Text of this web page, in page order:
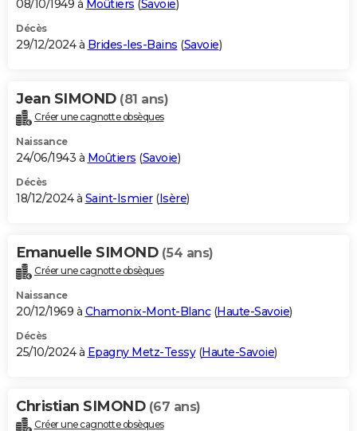
08/10/1949 à Moûtiers (Savoie)
Décès
29/12/2024 à Brides-les-Bains (Savoie)
Jean SIMOND (81 ans)
Créer une cagnotte obsèques
Naissance
24/06/1943 à Moûtiers (Savoie)
Décès
18/12/2024 à Saint-Ismier(Isère)
Emanuelle SIMOND (54 ans)
Créer une cagnotte obsèques
Naissance
20/12/1969 à Chamonix-Mont-Blanc(Haute-Savoie)
Décès
25/10/2024 à Epagny Metz-Tessy(Haute-Savoie)
Christian SIMOND (67 ans)
Créer une cagnotte obsèques